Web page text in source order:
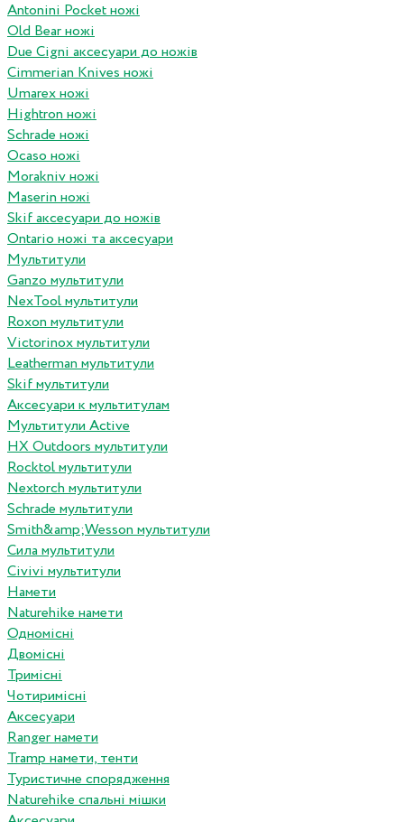
Antonini Pocket ножі
Old Bear ножі
Due Cigni аксесуари до ножів
Cimmerian Knives ножі
Umarex ножі
Hightron ножі
Schrade ножі
Ocaso ножі
Morakniv ножі
Maserin ножі
Skif аксесуари до ножів
Ontario ножі та аксесуари
Мультитули
Ganzo мультитули
NexTool мультитули
Roxon мультитули
Victorinox мультитули
Leatherman мультитули
Skif мультитули
Аксесуари к мультитулам
Мультитули Active
HX Outdoors мультитули
Rocktol мультитули
Nextorch мультитули
Schrade мультитули
Smith&amp;Wesson мультитули
Сила мультитули
Civivi мультитули
Намети
Naturehike намети
Одномісні
Двомісні
Тримісні
Чотиримісні
Аксесуари
Ranger намети
Tramp намети, тенти
Туристичне спорядження
Naturehike спальні мішки